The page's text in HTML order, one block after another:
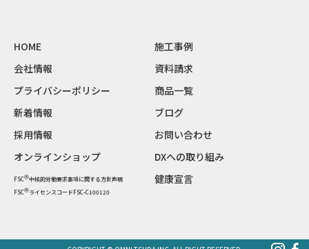
HOME
施工事例
会社情報
資料請求
プライバシーポリシー
商品一覧
新着情報
ブログ
採用情報
お問い合わせ
オンラインショップ
DXへの取り組み
FSCⓇ中核的労働要求事項に関する方針声明
FSCⓇライセンスコードFSC-C100120
健康宣言